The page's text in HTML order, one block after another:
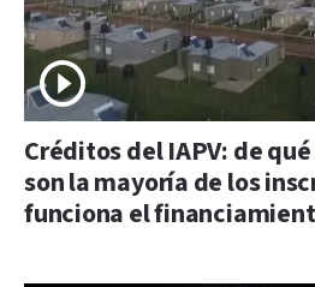
Créditos del IAPV: de
son la mayoría de los
funciona el